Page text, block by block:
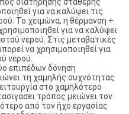
διατήρησης σταθερής
για να καλύψει τις
Το χειμώνα, η θέρμανση +
για να καλύψει
νερού. Στις μεταβατικές
να χρησιμοποιηθεί για
νερού.
επιπέδων δόνηση
τη χαμηλής συχνότητας
στο χαμηλότερο
τρόπος μειώνει τον
από τον ήχο εργασίας